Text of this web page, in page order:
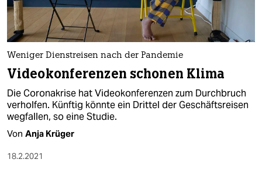
Weniger Dienstreisen nach der Pandemie
Videokonferenzen schonen Klima
Die Coronakrise hat Videokonferenzen zum Durchbruch
verholfen. Künftig könnte ein Drittel der Geschäftsreisen
wegfallen, so eine Studie.
Von Anja Krüger
18.2.2021